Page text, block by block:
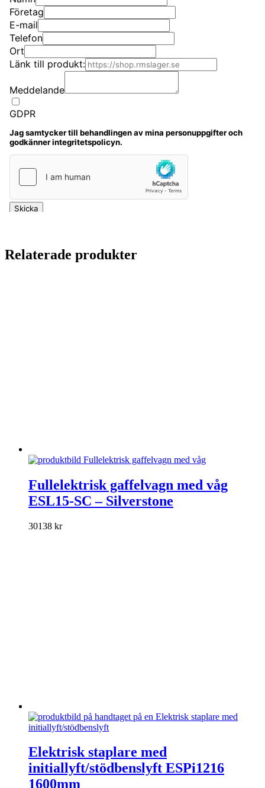
Relaterade produkter
här
produkten
har
varianter.
Fullelektrisk gaffelvagn med våg
ESL15-SC – Silverstone
30138 kr
här
produkten
har
flera
Elektrisk staplare med
initiallyft/stödbenslyft ESPi1216
1600mm